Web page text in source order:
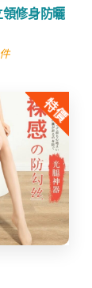
領修身防曬
特價